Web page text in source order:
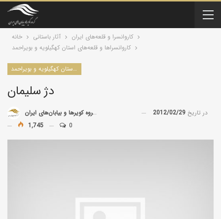
خانه آثار باستانی
کاروانسرا و قلعه‌های ایران
كاروانسراها و قلعه‌های استان کهگیلویه و بویراحمد
كاروانسراها و قلعه‌های استان کهگیلویه و بویراحمد
دژ سلیمان
توسط گروه کویرها و بیابان‌های ایران در تاریخ 2012/02/29
1,745
0